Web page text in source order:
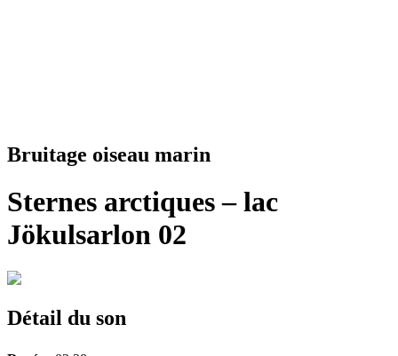
Bruitage oiseau marin
Sternes arctiques – lac
Jökulsarlon 02
Détail du son